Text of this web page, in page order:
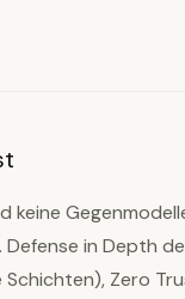
keine
in Depth
Zero